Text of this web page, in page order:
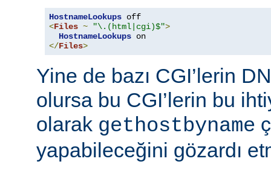
HostnameLookups
<Files ~ "\.(html|cgi)$">
HostnameLookups
</Files>
Yine de bazı CGI’lerin
olursa bu CGI’lerin bu
olarak gethostbyname
yapabileceğini gözardı